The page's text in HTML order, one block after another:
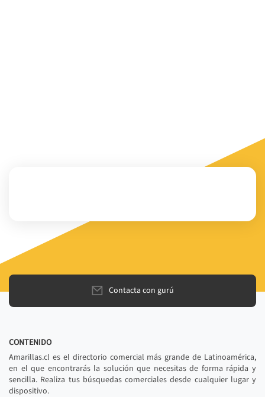
Contacta con gurú
CONTENIDO
Amarillas.cl es el directorio comercial más grande de Latinoamérica,
en el que encontrarás la solución que necesitas de forma rápida y
sencilla. Realiza tus búsquedas comerciales desde cualquier lugar y
dispositivo.